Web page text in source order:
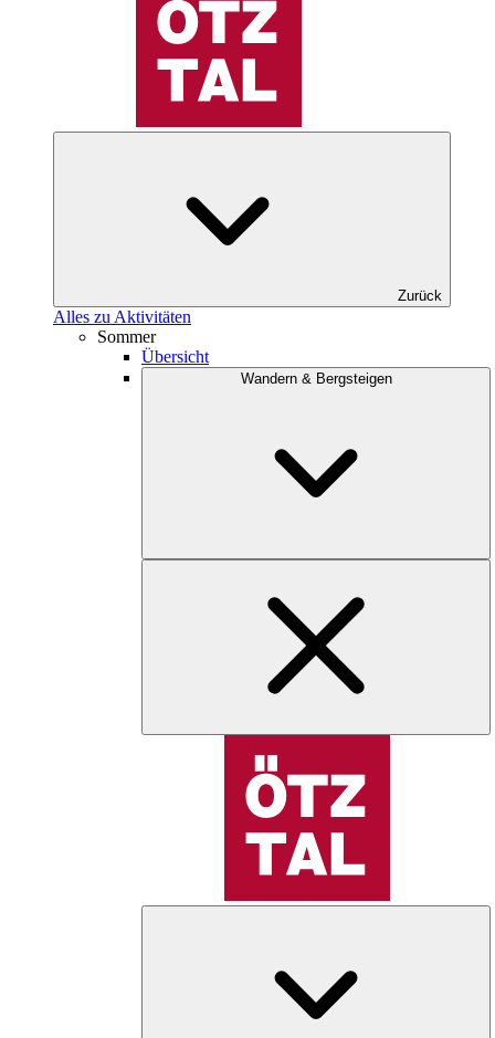
Zurück
Alles zu Aktivitäten
Sommer
Übersicht
Wandern & Bergsteigen